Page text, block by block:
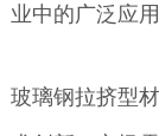
业中的广泛应用
玻璃钢拉挤型